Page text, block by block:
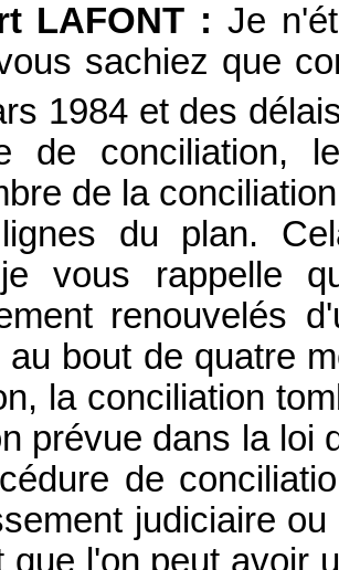
LAFONT : Je
sachiez que
1984 et des
de conciliation,
de la
du plan.
vous rappelle
renouvelés
bout de quatre
la conciliation
prévue dans la loi
de
judiciaire
que l'on peut avoir